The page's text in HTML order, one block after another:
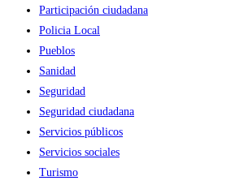
Participación ciudadana
Policia Local
Pueblos
Sanidad
Seguridad
Seguridad ciudadana
Servicios públicos
Servicios sociales
Turismo